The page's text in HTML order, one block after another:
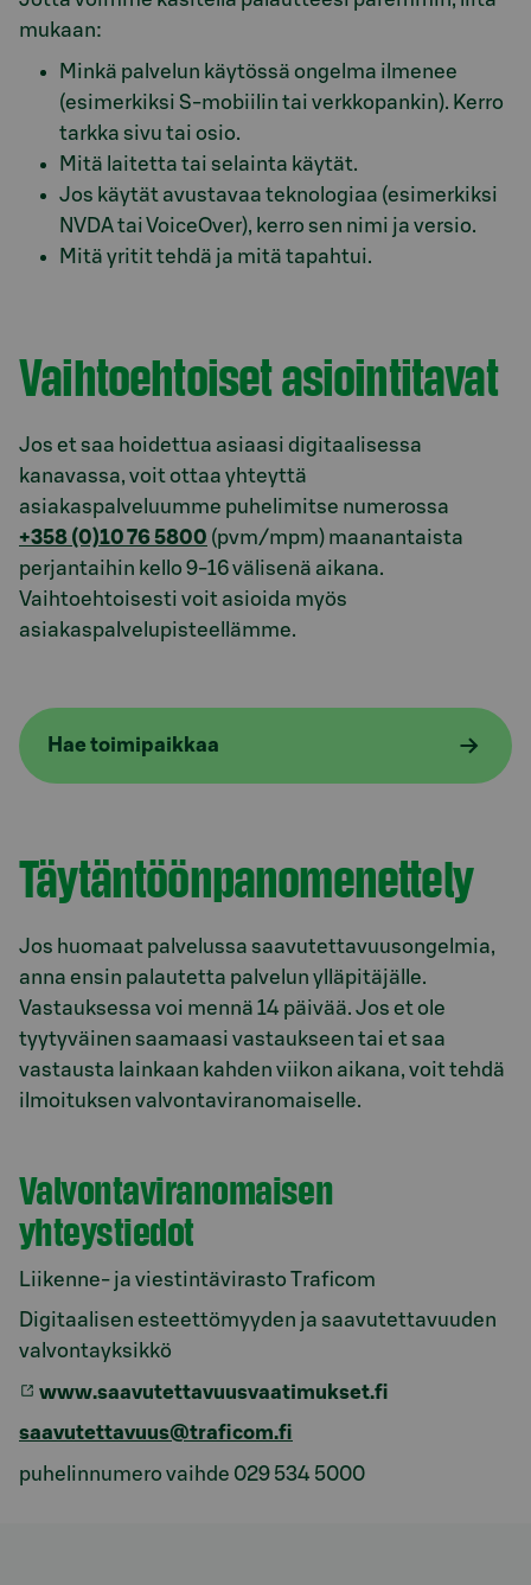
mukaan:
Minkä palvelun käytössä ongelma ilmenee
(esimerkiksi S-mobiilin tai verkkopankin). Kerro
tarkka sivu tai osio.
Mitä laitetta tai selainta käytät.
Jos käytät avustavaa teknologiaa (esimerkiksi
NVDA tai VoiceOver), kerro sen nimi ja versio.
Mitä yritit tehdä ja mitä tapahtui.
Vaihtoehtoiset asiointitavat
Jos et saa hoidettua asiaasi digitaalisessa
kanavassa, voit ottaa yhteyttä
asiakaspalveluumme puhelimitse numerossa
+358 (0)10 76 5800 (pvm/mpm) maanantaista
perjantaihin kello 9-16 välisenä aikana.
Vaihtoehtoisesti voit asioida myös
asiakaspalvelupisteellämme.
Hae toimipaikkaa
Täytäntöönpanomenettely
Jos huomaat palvelussa saavutettavuusongelmia,
anna ensin palautetta palvelun ylläpitäjälle.
Vastauksessa voi mennä 14 päivää. Jos et ole
tyytyväinen saamaasi vastaukseen tai et saa
vastausta lainkaan kahden viikon aikana, voit tehdä
ilmoituksen valvontaviranomaiselle.
Valvontaviranomaisen
yhteystiedot
Liikenne- ja viestintävirasto Traficom
Digitaalisen esteettömyyden ja saavutettavuuden
valvontayksikkö
www.saavutettavuusvaatimukset.fi
saavutettavuus@traficom.fi
puhelinnumero vaihde 029 534 5000